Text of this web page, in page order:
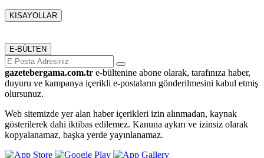
KISAYOLLAR
E-BÜLTEN
gazetebergama.com.tr e-bültenine abone olarak, tarafınıza haber,
duyuru ve kampanya içerikli e-postaların gönderilmesini kabul etmiş
olursunuz.
Web sitemizde yer alan haber içerikleri izin alınmadan, kaynak
gösterilerek dahi iktibas edilemez. Kanuna aykırı ve izinsiz olarak
kopyalanamaz, başka yerde yayınlanamaz.